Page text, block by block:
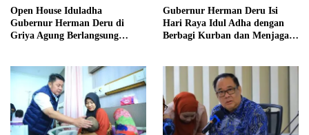
Open House Iduladha
Gubernur Herman Deru di
Griya Agung Berlangsung
Gubernur Herman Deru Isi
Hari Raya Idul Adha dengan
Berbagi Kurban dan Menjaga